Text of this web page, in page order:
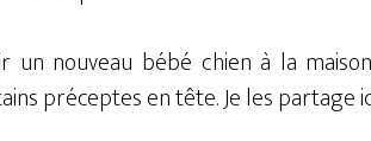
un nouveau bébé chien à la
préceptes en tête. Je les partage